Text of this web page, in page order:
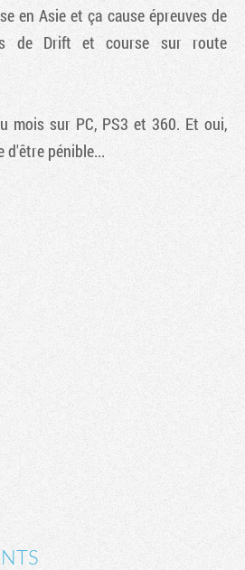
en Asie et ça cause épreuves de
de Drift et course sur route
mois sur PC, PS3 et 360. Et oui,
d'être pénible...